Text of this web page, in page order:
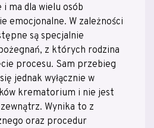
ma dla wielu osób
emocjonalne. W zależności
są specjalnie
z których rodzina
procesu. Sam przebieg
jednak wyłącznie w
krematorium i nie jest
Wynika to z
oraz procedur